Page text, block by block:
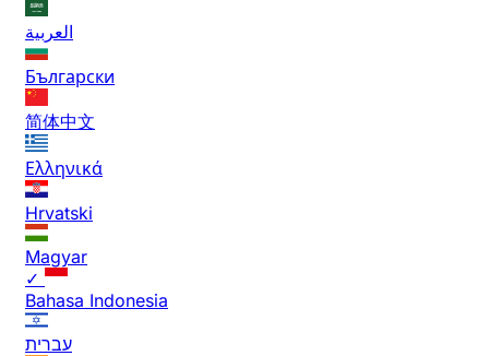
العربية
Български
简体中文
Ελληνικά
Hrvatski
Magyar
✓
Bahasa Indonesia
עברית